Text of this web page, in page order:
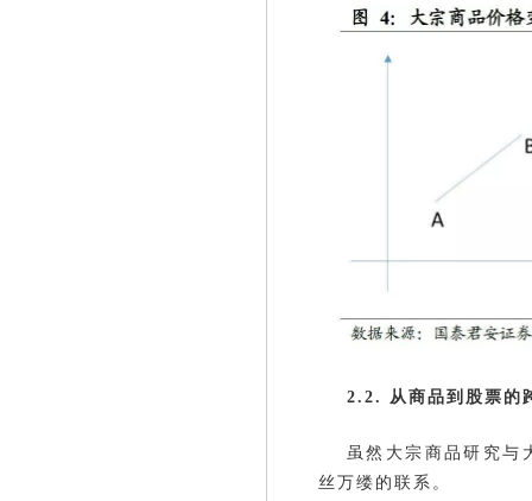
2.2. 从商品到股票的
虽然大宗商品研究与
丝万缕的联系。